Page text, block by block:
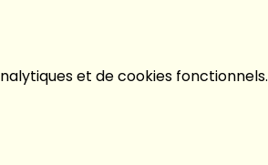
et de cookies fonctionnels.